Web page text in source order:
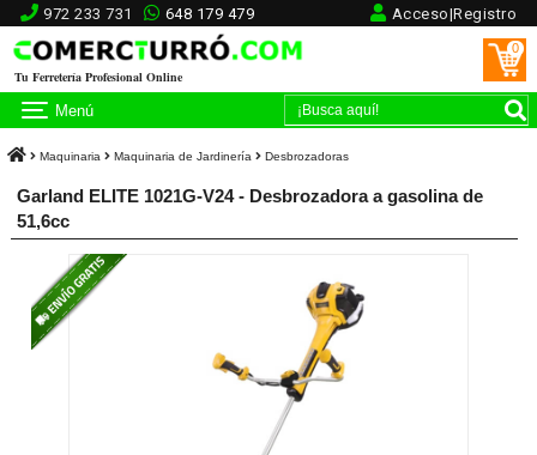
972 233 731 648 179 479 Acceso|Registro
Tu Ferretería Profesional Online
0
Menú
Maquinaria Maquinaria de Jardinería Desbrozadoras
Garland ELITE 1021G-V24 - Desbrozadora a gasolina de
51,6cc